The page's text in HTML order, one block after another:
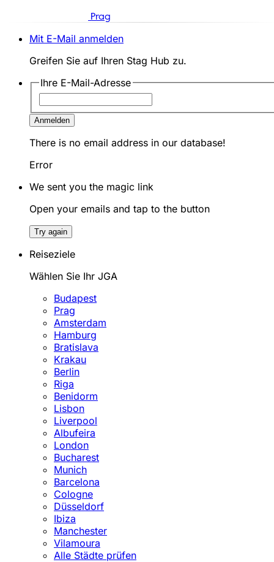
Prag
Mit E-Mail anmelden
Greifen Sie auf Ihren Stag Hub zu.
Ihre E-Mail-Adresse
Anmelden
There is no email address in our database!
Error
We sent you the magic link
Open your emails and tap to the button
Try again
Reiseziele
Wählen Sie Ihr JGA
Budapest
Prag
Amsterdam
Hamburg
Bratislava
Krakau
Berlin
Riga
Benidorm
Lisbon
Liverpool
Albufeira
London
Bucharest
Munich
Barcelona
Cologne
Düsseldorf
Ibiza
Manchester
Vilamoura
Alle Städte prüfen